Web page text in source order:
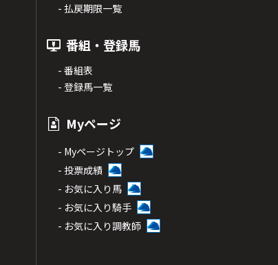
- 払戻期限一覧
番組・登録馬
- 番組表
- 登録馬一覧
Myページ
- Myページトップ
- 投票成績
- お気に入り馬
- お気に入り騎手
- お気に入り調教師